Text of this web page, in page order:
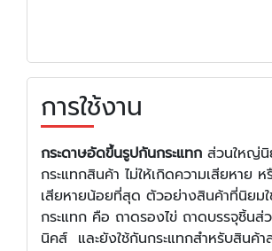
การใช้งาน
กระดาษอัดขึ้นรูปกันกระแทก ส่วนใหญ่นิ
กระแทกสินค้า ไม่ให้เกิดความเสียหาย ห
เสียหายน้อยที่สุด ตัวอย่างสินค้าที่นิยม
กระแทก คือ ถาดรองไข่ ถาดบรรจุชิ้นส่
นิคส์ และยังใช้กันกระแทกสำหรับสินค้